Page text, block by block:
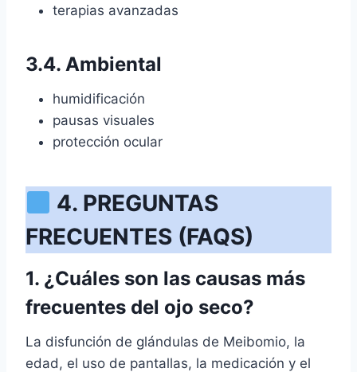
terapias avanzadas
3.4. Ambiental
humidificación
pausas visuales
protección ocular
4. PREGUNTAS
FRECUENTES (FAQS)
1. ¿Cuáles son las causas más
frecuentes del ojo seco?
La disfunción de glándulas de Meibomio, la
edad, el uso de pantallas, la medicación y el